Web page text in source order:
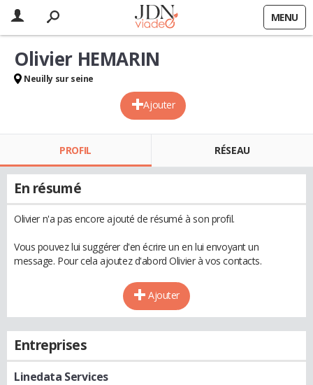
MENU
Ajouter
Olivier HEMARIN
Neuilly sur seine
PROFIL RÉSEAU
En résumé
Olivier n'a pas encore ajouté de résumé à son profil.
Vous pouvez lui suggérer d'en écrire un en lui envoyant un
message. Pour cela ajoutez d'abord Olivier à vos contacts.
Ajouter
Entreprises
Linedata Services